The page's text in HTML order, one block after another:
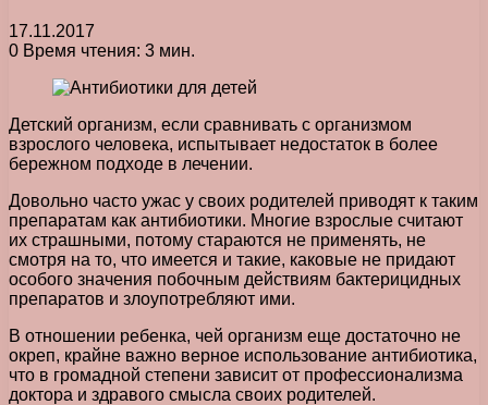
17.11.2017
0 Время чтения: 3 мин.
Детский организм, если сравнивать с организмом
взрослого человека, испытывает недостаток в более
бережном подходе в лечении.
Довольно часто ужас у своих родителей приводят к таким
препаратам как антибиотики. Многие взрослые считают
их страшными, потому стараются не применять, не
смотря на то, что имеется и такие, каковые не придают
особого значения побочным действиям бактерицидных
препаратов и злоупотребляют ими.
В отношении ребенка, чей организм еще достаточно не
окреп, крайне важно верное использование антибиотика,
что в громадной степени зависит от профессионализма
доктора и здравого смысла своих родителей.